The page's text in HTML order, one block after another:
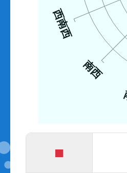
南西
西南西
■